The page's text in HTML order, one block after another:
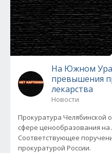
На Южном
превышения
лекарства
Новости
Прокуратура Челябинской
сфере ценообразования на
Соответствующее
прокуратурой России.